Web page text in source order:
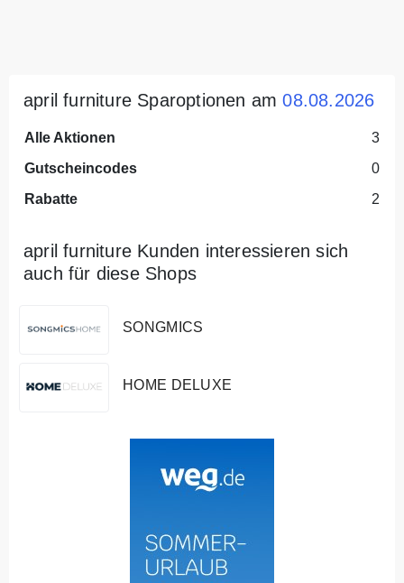
april furniture Sparoptionen am08.08.2026
Alle Aktionen
3
Gutscheincodes
0
Rabatte
2
april furniture Kunden interessieren sich
auch für diese Shops
SONGMICS
HOME DELUXE